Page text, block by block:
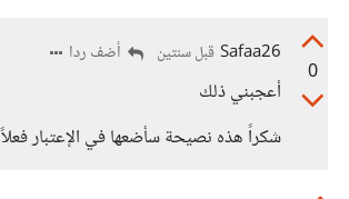
0
Safaa26 قبل سنتين أضف ردا
أعجبني ذلك
شكراً هذه نصيحة سأضعها في الإعتبار فعلاً